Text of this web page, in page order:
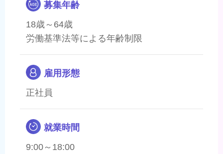
募集年齢
18歳～64歳
労働基準法等による年齢制限
雇用形態
正社員
就業時間
9:00～18:00